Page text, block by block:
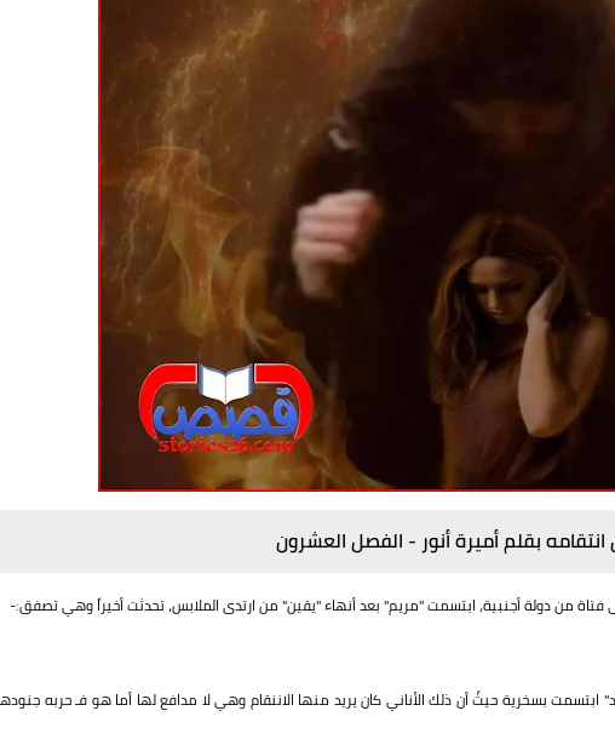
انتقامه بقلم أميرة أنور - الفصل العشرون
من دولة أجنبية، ابتسمت "مريم" بعد أنهاء "يقين" من ارتدى الملابس، تحدثت أخيراً وهي تصفق:-
بسخرية حيثُ أن ذلك الأناني كان يريد منها الاننقام وهي لا مدافع لها أما هو فـ حربه